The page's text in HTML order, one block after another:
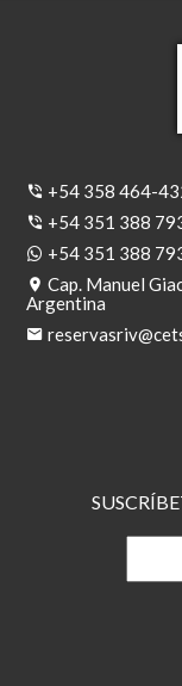
+54 358 464-
+54 351 388
+54 351 388
Cap. Manuel
Argentina